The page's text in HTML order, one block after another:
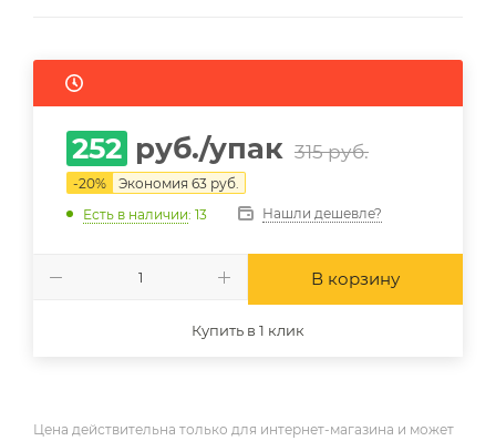
252 руб./упак 315руб.
-20% Экономия 63 руб.
Есть в наличии: 13 Нашли дешевле?
В корзину
Купить в 1 клик
Цена действительна только для интернет-магазина и может